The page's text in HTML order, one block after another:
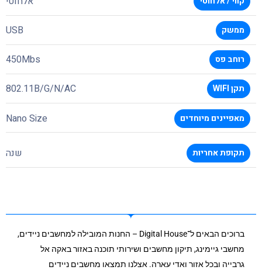
ממשק USB
רוחב פס 450Mbs
תקן WIFI 802.11B/G/N/AC
מאפיינים מיוחדים Nano Size
תקופת אחריות שנה
ברוכים הבאים ל־Digital House – החנות המובילה למחשבים ניידים,
מחשבי גיימינג, תיקון מחשבים ושירותי תוכנה באזור באקה אל
גרבייה ובכל אזור ואדי עארה. אצלנו תמצאו מחשבים ניידים